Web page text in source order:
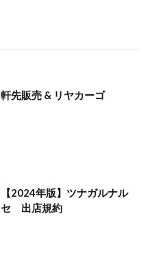
軒先販売 & リヤカーゴ
【2024年版】ツナガルナル
セ 出店規約